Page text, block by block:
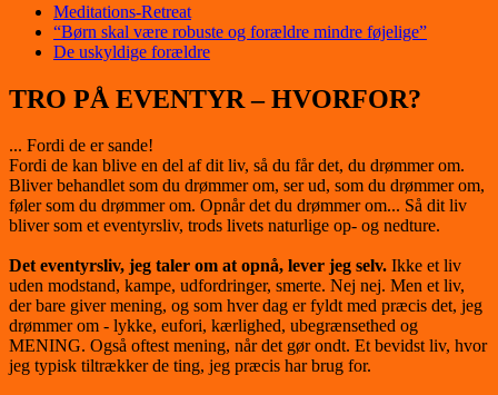
Meditations-Retreat
“Børn skal være robuste og forældre mindre føjelige”
De uskyldige forældre
TRO PÅ EVENTYR – HVORFOR?
... Fordi de er sande!
Fordi de kan blive en del af dit liv, så du får det, du drømmer om.
Bliver behandlet som du drømmer om, ser ud, som du drømmer om,
føler som du drømmer om. Opnår det du drømmer om... Så dit liv
bliver som et eventyrsliv, trods livets naturlige op- og nedture.
Det eventyrsliv, jeg taler om at opnå, lever jeg selv. Ikke et liv
uden modstand, kampe, udfordringer, smerte. Nej nej. Men et liv,
der bare giver mening, og som hver dag er fyldt med præcis det, jeg
drømmer om - lykke, eufori, kærlighed, ubegrænsethed og
MENING. Også oftest mening, når det gør ondt. Et bevidst liv, hvor
jeg typisk tiltrækker de ting, jeg præcis har brug for.